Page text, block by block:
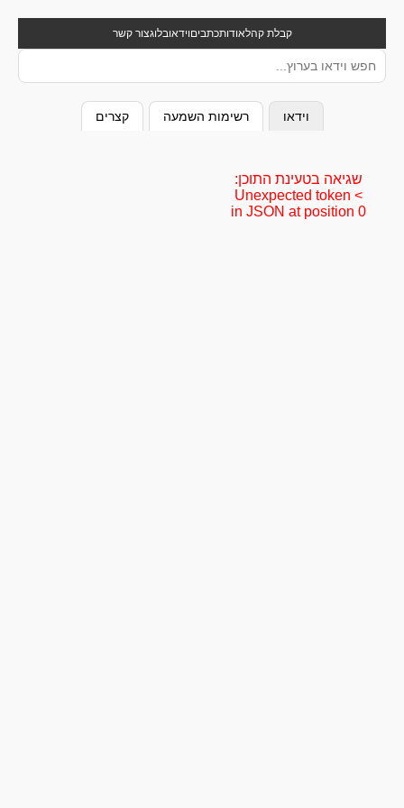
קבלת קהלאודותכתביםוידאובלוגצור קשר
וידאו רשימות השמעה קצרים
שגיאה בטעינת התוכן:
Unexpected token <
in JSON at position 0